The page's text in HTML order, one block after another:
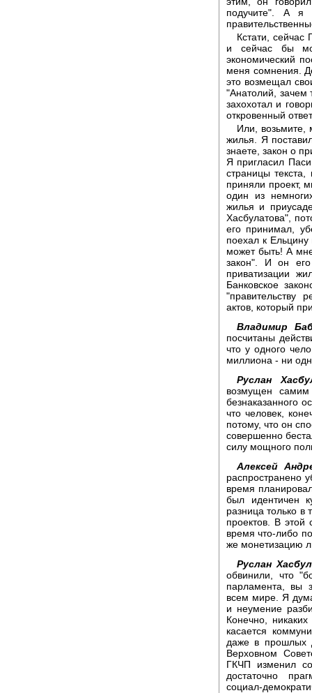
подучите". А я
Кстати, сейчас
и сейчас бы
экономический
меня сомнения.
это возмещал
"Анатолий, зачем
захохотал и
откровенный
Или, возьмите,
жилья. Я
знаете, закон о
Я пригласил
страницы
приняли проект,
один из
жилья и
Хасбулатова",
его принимал,
поехал к
может быть! А
закон". И он
приватизации
Банковское
"правительству
актов, который
Владимир
посчитаны
что у одного
миллиона - ни
Руслан
возмущен самим
безнаказанного
что человек,
потому, что он
совершенно
силу мощного
Алексей
распространено
время
был идентичен
разница только в
проектов. В этой
время что-либо
же монетизацию
Руслан
обвинили, что
парламента, вы
всем мире. Я
и неумение
Конечно,
касается
даже в прошлых
Верховном
ГКЧП изменил
достаточно
социал-